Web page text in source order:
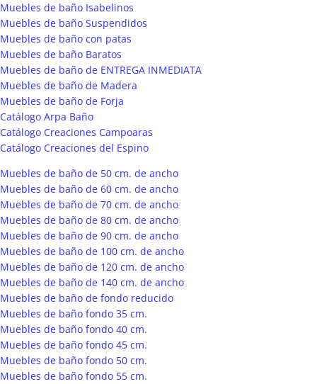
Muebles de baño Isabelinos
Muebles de baño Suspendidos
Muebles de baño con patas
Muebles de baño Baratos
Muebles de baño de ENTREGA INMEDIATA
Muebles de baño de Madera
Muebles de baño de Forja
Catálogo Arpa Baño
Catálogo Creaciones Campoaras
Catálogo Creaciones del Espino
Muebles de baño de 50 cm. de ancho
Muebles de baño de 60 cm. de ancho
Muebles de baño de 70 cm. de ancho
Muebles de baño de 80 cm. de ancho
Muebles de baño de 90 cm. de ancho
Muebles de baño de 100 cm. de ancho
Muebles de baño de 120 cm. de ancho
Muebles de baño de 140 cm. de ancho
Muebles de baño de fondo reducido
Muebles de baño fondo 35 cm.
Muebles de baño fondo 40 cm.
Muebles de baño fondo 45 cm.
Muebles de baño fondo 50 cm.
Muebles de baño fondo 55 cm.